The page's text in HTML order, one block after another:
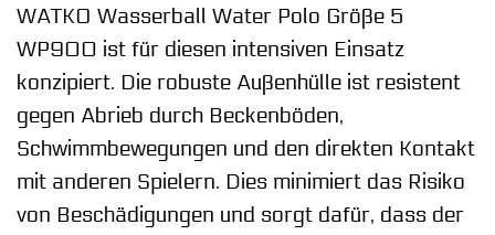
WATKO Wasserball Water Polo Größe 5
WP900 ist für diesen intensiven Einsatz
konzipiert. Die robuste Außenhülle ist resistent
gegen Abrieb durch Beckenböden,
Schwimmbewegungen und den direkten Kontakt
mit anderen Spielern. Dies minimiert das Risiko
von Beschädigungen und sorgt dafür, dass der